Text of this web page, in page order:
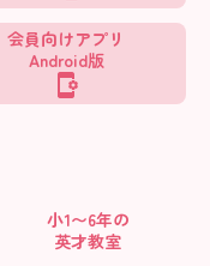
会員向けアプリ
Android版
小1〜6年の
英才教室